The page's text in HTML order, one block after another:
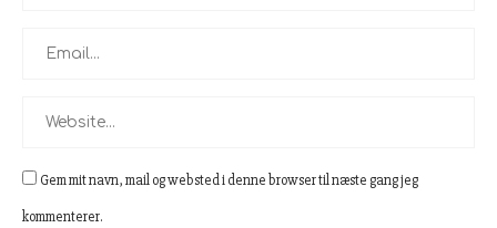
Gem mit navn, mail og websted i denne browser til næste gang jeg
kommenterer.